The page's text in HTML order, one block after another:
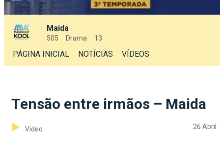
Maida
505 Drama 13
PÁGINA INICIAL NOTÍCIAS VÍDEOS
Tensão entre irmãos – Maida
Video 26 Abril